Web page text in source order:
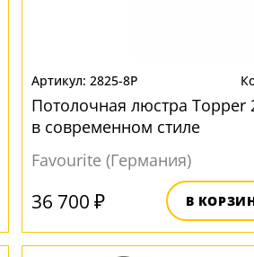
2825-8P
Потолочная люстра Topper
в современном стиле
Favourite (Германия)
36 700 ₽ В